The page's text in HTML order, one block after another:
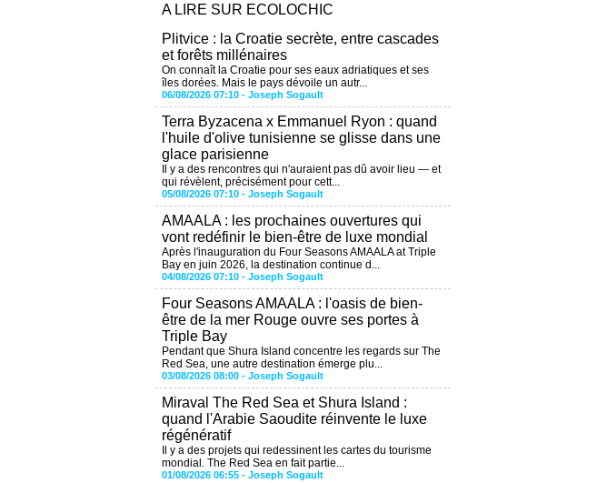
A LIRE SUR ECOLOCHIC
Plitvice : la Croatie secrète, entre cascades
et forêts millénaires
On connaît la Croatie pour ses eaux adriatiques et ses
îles dorées. Mais le pays dévoile un autr...
06/08/2026 07:10 - Joseph Sogault
Terra Byzacena x Emmanuel Ryon : quand
l'huile d'olive tunisienne se glisse dans une
glace parisienne
Il y a des rencontres qui n'auraient pas dû avoir lieu — et
qui révèlent, précisément pour cett...
05/08/2026 07:10 - Joseph Sogault
AMAALA : les prochaines ouvertures qui
vont redéfinir le bien-être de luxe mondial
Après l'inauguration du Four Seasons AMAALA at Triple
Bay en juin 2026, la destination continue d...
04/08/2026 07:10 - Joseph Sogault
Four Seasons AMAALA : l'oasis de bien-
être de la mer Rouge ouvre ses portes à
Triple Bay
Pendant que Shura Island concentre les regards sur The
Red Sea, une autre destination émerge plu...
03/08/2026 08:00 - Joseph Sogault
Miraval The Red Sea et Shura Island :
quand l'Arabie Saoudite réinvente le luxe
régénératif
Il y a des projets qui redessinent les cartes du tourisme
mondial. The Red Sea en fait partie...
01/08/2026 06:55 - Joseph Sogault